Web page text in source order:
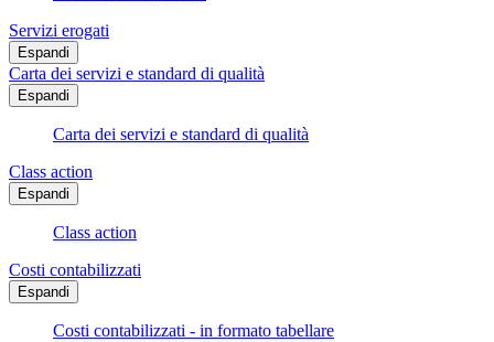
Servizi erogati
Espandi
Carta dei servizi e standard di qualità
Espandi
Carta dei servizi e standard di qualità
Class action
Espandi
Class action
Costi contabilizzati
Espandi
Costi contabilizzati - in formato tabellare